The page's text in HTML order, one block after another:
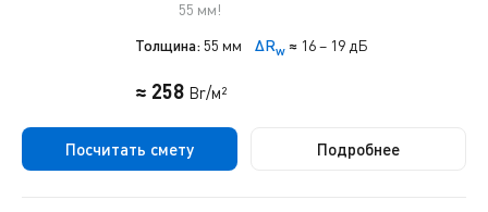
55 мм!
Толщина:55 мм ΔRw ≈ 16 – 19 дБ
≈ 258 Br/м²
Посчитать смету Подробнее